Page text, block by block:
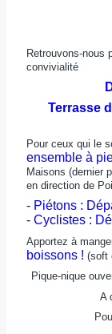
Retrouvons-nous
convivialité
Terrasse
Pour ceux qui le
ensemble à
Maisons (dernier
en direction de
- Piétons :
- Cyclistes :
Apportez à
boissons ! (soft
Pique-nique
A